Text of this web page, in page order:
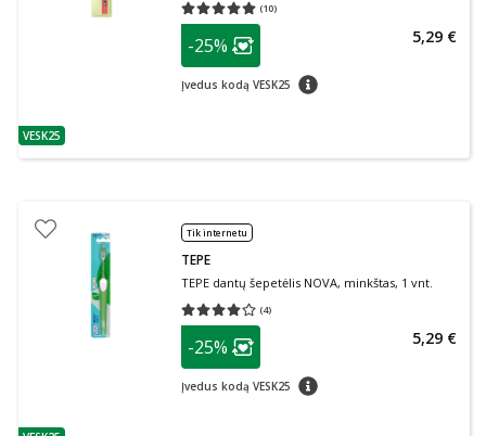
patarimas
VESK25
(10)
Vidutinis įvertinimas 5.00
patarimas
Lojalumo klubo narių nuolaida
-25%
Įvedus kodą VESK25 patarimas
5,29 €
Tik internetu
TEPE
TEPE dantų šepetėlis NOVA, minkštas, 1 vnt.
(4)
Vidutinis įvertinimas 4.00
patarimas
Lojalumo klubo narių nuolaida
-25%
Įvedus kodą VESK25 patarimas
5,29 €